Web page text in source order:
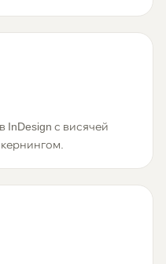
InDesign с висячей